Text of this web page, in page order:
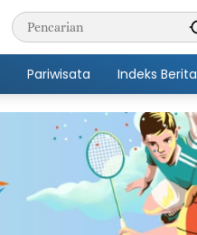
Pariwisata Indeks Berita